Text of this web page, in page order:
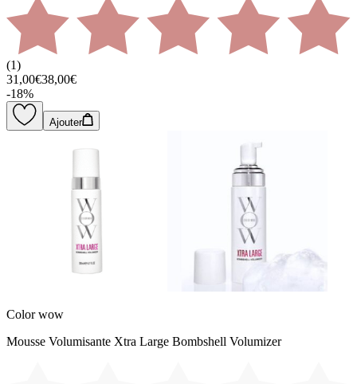
(1)
31,00€38,00€
-18%
Ajouter
Color wow
Mousse Volumisante Xtra Large Bombshell Volumizer